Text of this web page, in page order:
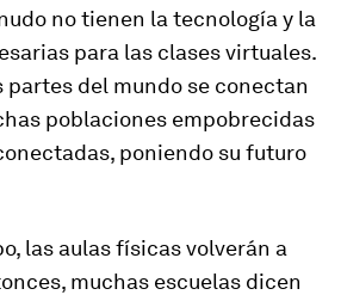
no tienen la tecnología y la
para las clases virtuales.
partes del mundo se conectan
poblaciones empobrecidas
poniendo su futuro
las aulas físicas volverán a
muchas escuelas dicen